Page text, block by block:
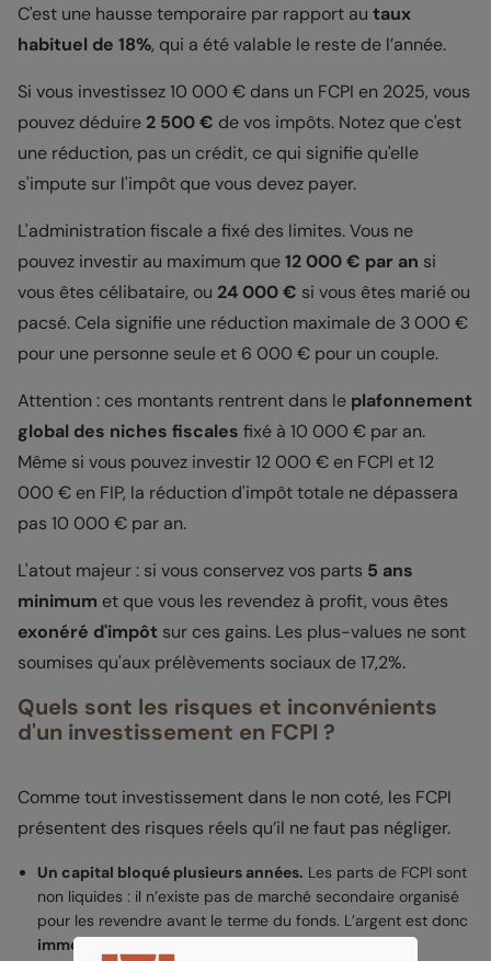
C'est une hausse temporaire par rapport au taux
habituel de 18%, qui a été valable le reste de l’année.
Si vous investissez 10 000 € dans un FCPI en 2025, vous
pouvez déduire 2 500 € de vos impôts. Notez que c'est
une réduction, pas un crédit, ce qui signifie qu'elle
s'impute sur l'impôt que vous devez payer.
L'administration fiscale a fixé des limites. Vous ne
pouvez investir au maximum que12 000 € par an si
vous êtes célibataire, ou 24 000 € si vous êtes marié ou
pacsé. Cela signifie une réduction maximale de 3 000 €
pour une personne seule et 6 000 € pour un couple.
Attention : ces montants rentrent dans le plafonnement
global des niches fiscales fixé à 10 000 € par an.
Même si vous pouvez investir 12 000 € en FCPI et 12
000 € en FIP, la réduction d'impôt totale ne dépassera
pas 10 000 € par an.
L'atout majeur : si vous conservez vos parts 5 ans
minimum et que vous les revendez à profit, vous êtes
exonéré d'impôt sur ces gains. Les plus-values ne sont
soumises qu'aux prélèvements sociaux de 17,2%.
Quels sont les risques et inconvénients
d'un investissement en FCPI ?
Comme tout investissement dans le non coté, les FCPI
présentent des risques réels qu’il ne faut pas négliger.
Un capital bloqué plusieurs années. Les parts de FCPI sont
non liquides : il n’existe pas de marché secondaire organisé
pour les revendre avant le terme du fonds. L’argent est donc
immobilisé pendant 6 à 10 ans